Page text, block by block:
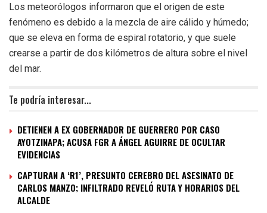
Los meteorólogos informaron que el origen de este
fenómeno es debido a la mezcla de aire cálido y húmedo;
que se eleva en forma de espiral rotatorio, y que suele
crearse a partir de dos kilómetros de altura sobre el nivel
del mar.
Te podría interesar...
DETIENEN A EX GOBERNADOR DE GUERRERO POR CASO
AYOTZINAPA; ACUSA FGR A ÁNGEL AGUIRRE DE OCULTAR
EVIDENCIAS
CAPTURAN A ‘R1’, PRESUNTO CEREBRO DEL ASESINATO DE
CARLOS MANZO; INFILTRADO REVELÓ RUTA Y HORARIOS DEL
ALCALDE